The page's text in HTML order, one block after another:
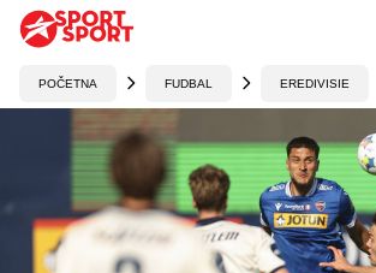
POČETNA FUDBAL EREDIVISIE